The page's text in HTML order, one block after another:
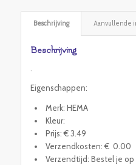
Beschrijving Aanvullende
Beschrijving
.
Eigenschappen:
Merk: HEMA
Kleur:
Prijs: € 3.49
Verzendkosten: € 0.00
Verzendtijd: Bestel je op